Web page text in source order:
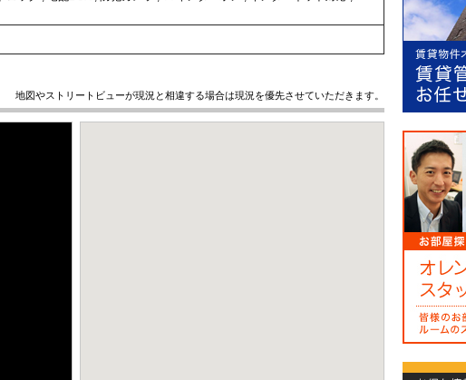
地図やストリートビューが現況と相違する場合は現況を優先させていただきます。